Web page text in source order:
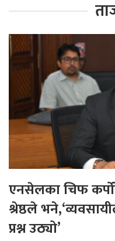
एनसेलका चिफ
श्रेष्ठले
प्रश्न उठ्यो’